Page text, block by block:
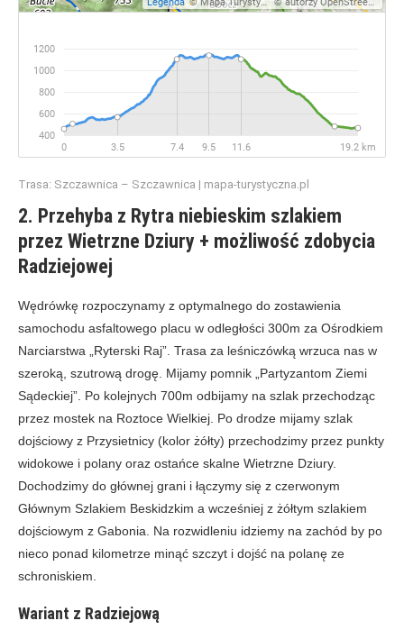
Trasa: Szczawnica – Szczawnica | mapa-turystyczna.pl
2. Przehyba z Rytra niebieskim szlakiem
przez Wietrzne Dziury + możliwość zdobycia
Radziejowej
Wędrówkę rozpoczynamy z optymalnego do zostawienia
samochodu asfaltowego placu w odległości 300m za Ośrodkiem
Narciarstwa „Ryterski Raj”. Trasa za leśniczówką wrzuca nas w
szeroką, szutrową drogę. Mijamy pomnik „Partyzantom Ziemi
Sądeckiej”. Po kolejnych 700m odbijamy na szlak przechodząc
przez mostek na Roztoce Wielkiej. Po drodze mijamy szlak
dojściowy z Przysietnicy (kolor żółty) przechodzimy przez punkty
widokowe i polany oraz ostańce skalne Wietrzne Dziury.
Dochodzimy do głównej grani i łączymy się z czerwonym
Głównym Szlakiem Beskidzkim a wcześniej z żółtym szlakiem
dojściowym z Gabonia. Na rozwidleniu idziemy na zachód by po
nieco ponad kilometrze minąć szczyt i dojść na polanę ze
schroniskiem.
Wariant z Radziejową